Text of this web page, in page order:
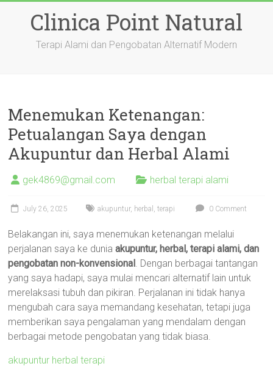
contentClinica Point Natural
Terapi Alami dan Pengobatan Alternatif Modern
Menemukan Ketenangan:
Petualangan Saya dengan
Akupuntur dan Herbal Alami
gek4869@gmail.com herbal terapi alami
July 26, 2025 akupuntur, herbal ,terapi 0 Comment
Belakangan ini, saya menemukan ketenangan melalui
perjalanan saya ke duniaakupuntur, herbal, terapi alami, dan
pengobatan non-konvensional. Dengan berbagai tantangan
yang saya hadapi, saya mulai mencari alternatif lain untuk
merelaksasi tubuh dan pikiran. Perjalanan ini tidak hanya
mengubah cara saya memandang kesehatan, tetapi juga
memberikan saya pengalaman yang mendalam dengan
berbagai metode pengobatan yang tidak biasa.
akupuntur herbal terapi